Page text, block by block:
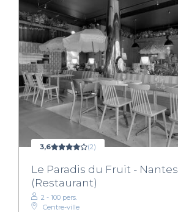
3,6 (2)
Le Paradis du Fruit - Nantes
(Restaurant)
2 - 100 pers.
Centre-ville